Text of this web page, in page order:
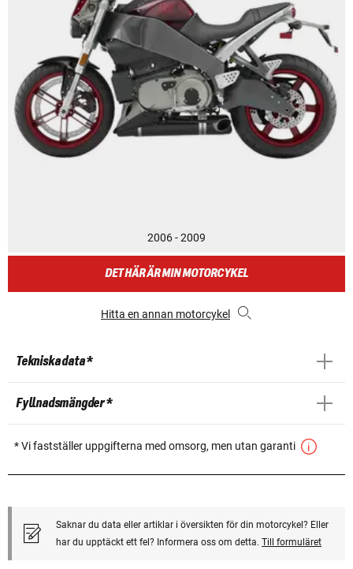
2006 - 2009
DET HÄR ÄR MIN MOTORCYKEL
Hitta en annan motorcykel
Tekniska data *
Fyllnadsmängder *
* Vi fastställer uppgifterna med omsorg, men utan garanti
Saknar du data eller artiklar i översikten för din motorcykel? Eller
har du upptäckt ett fel? Informera oss om detta. Till formuläret